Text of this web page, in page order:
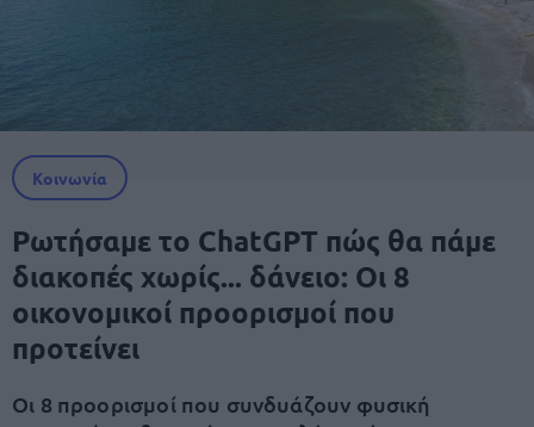
Κοινωνία
Ρωτήσαμε το ChatGPT πώς θα πάμε
διακοπές χωρίς... δάνειο: Οι 8
οικονομικοί προορισμοί που
προτείνει
Οι 8 προορισμοί που συνδυάζουν φυσική